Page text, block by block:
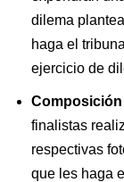
dilema
haga el
ejercicio de
finalistas
respectivas
que les haga